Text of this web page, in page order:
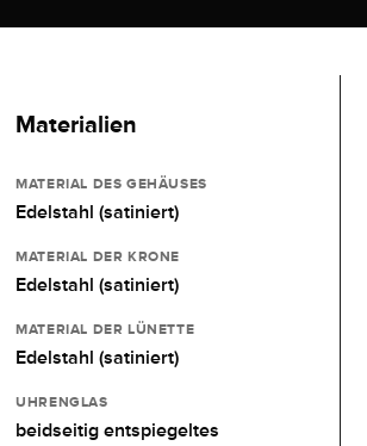
Materialien
MATERIAL DES GEHÄUSES
Edelstahl (satiniert)
MATERIAL DER KRONE
Edelstahl (satiniert)
MATERIAL DER LÜNETTE
Edelstahl (satiniert)
UHRENGLAS
beidseitig entspiegeltes